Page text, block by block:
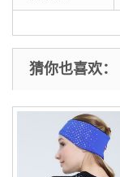
猜你也喜欢：